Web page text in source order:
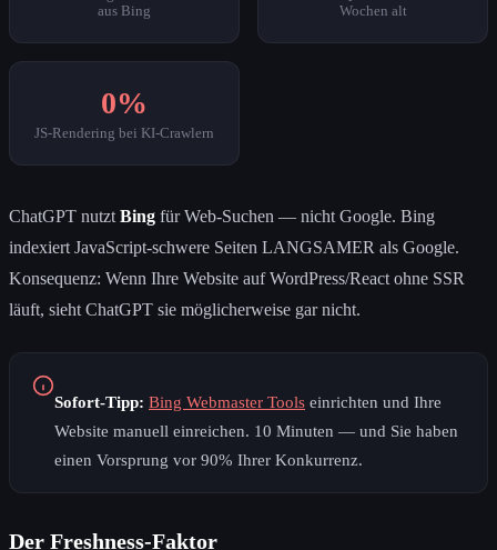
aus Bing
Wochen alt
0%
JS-Rendering bei KI-Crawlern
ChatGPT nutztBing für Web-Suchen — nicht Google. Bing
indexiert JavaScript-schwere Seiten LANGSAMER als Google.
Konsequenz: Wenn Ihre Website auf WordPress/React ohne SSR
läuft, sieht ChatGPT sie möglicherweise gar nicht.
Sofort-Tipp: Bing Webmaster Tools einrichten und Ihre
Website manuell einreichen. 10 Minuten — und Sie haben
einen Vorsprung vor 90% Ihrer Konkurrenz.
Der Freshness-Faktor